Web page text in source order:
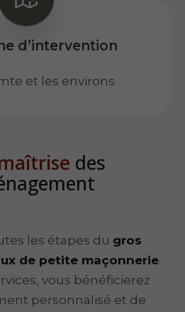
d’intervention
et les environs
des
les étapes du gros
de petite maçonnerie.
vous bénéficierez
personnalisé et de